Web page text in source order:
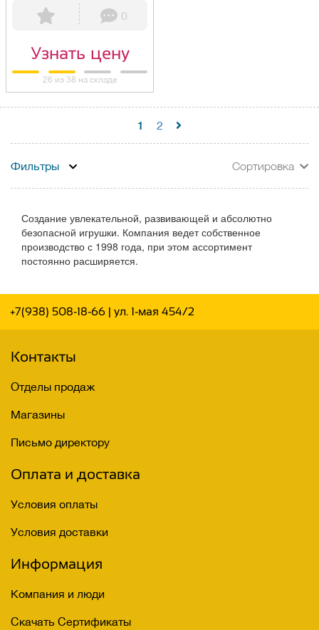
0
Узнать цену
26 из 38 на складе
1 2
Фильтры Сортировка
Создание увлекательной, развивающей и абсолютно
безопасной игрушки. Компания ведет собственное
производство с 1998 года, при этом ассортимент
постоянно расширяется.
+7(938) 508-18-66 | ул. 1-мая 454/2
Информация
Компания и люди
Скачать Сертификаты
Оплата и доставка
Условия оплаты
Условия доставки
Контакты
Отделы продаж
Магазины
Письмо директору